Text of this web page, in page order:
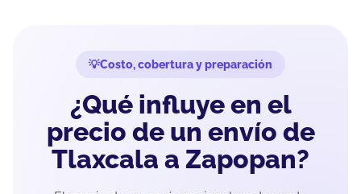
Costo, cobertura y preparación
¿Qué influye en el
precio de un envío de
Tlaxcala a Zapopan?